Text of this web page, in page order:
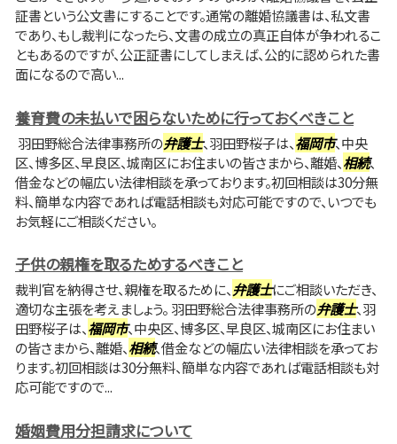
証書という公文書にすることです。通常の離婚協議書は、私文書
であり、もし裁判になったら、文書の成立の真正自体が争われるこ
ともあるのですが、公正証書にしてしまえば、公的に認められた書
面になるので高い...
養育費の未払いで困らないために行っておくべきこと
羽田野総合法律事務所の弁護士、羽田野桜子は、福岡市、中央
区、博多区、早良区、城南区にお住まいの皆さまから、離婚、相続、
借金などの幅広い法律相談を承っております。初回相談は30分無
料、簡単な内容であれば電話相談も対応可能ですので、いつでも
お気軽にご相談ください。
子供の親権を取るためするべきこと
裁判官を納得させ、親権を取るために、 弁護士にご相談いただき、
適切な主張を考えましょう。 羽田野総合法律事務所の弁護士、羽
田野桜子は、福岡市、中央区、博多区、早良区、城南区にお住まい
の皆さまから、離婚、相続、借金などの幅広い法律相談を承ってお
ります。初回相談は30分無料、簡単な内容であれば電話相談も対
応可能ですので...
婚姻費用分担請求について